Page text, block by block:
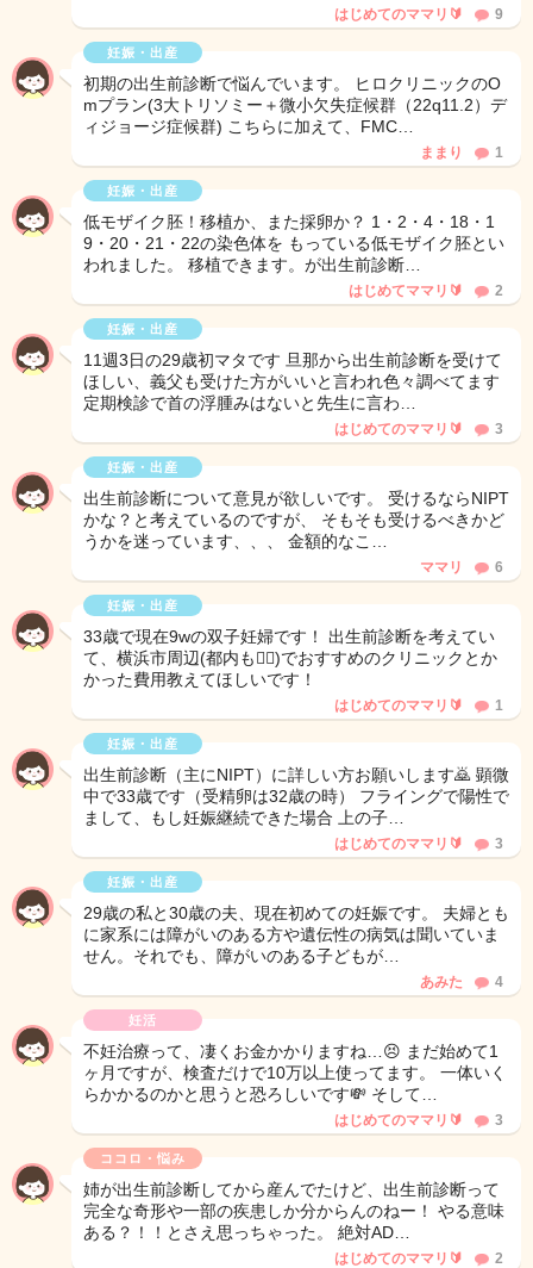
はじめてのママリ🔰 9
妊娠・出産
初期の出生前診断で悩んでいます。 ヒロクリニックのO
mプラン(3大トリソミー＋微小欠失症候群（22q11.2）デ
ィジョージ症候群) こちらに加えて、FMC…
ままり 1
妊娠・出産
低モザイク胚！移植か、また採卵か？ 1・2・4・18・1
9・20・21・22の染色体を もっている低モザイク胚とい
われました。 移植できます。が出生前診断…
はじめてママリ🔰 2
妊娠・出産
11週3日の29歳初マタです 旦那から出生前診断を受けて
ほしい、義父も受けた方がいいと言われ色々調べてます
定期検診で首の浮腫みはないと先生に言わ…
はじめてのママリ🔰 3
妊娠・出産
出生前診断について意見が欲しいです。 受けるならNIPT
かな？と考えているのですが、 そもそも受けるべきかど
うかを迷っています、、、 金額的なこ…
ママリ 6
妊娠・出産
33歳で現在9wの双子妊婦です！ 出生前診断を考えてい
て、横浜市周辺(都内も🙆‍♀️)でおすすめのクリニックとか
かった費用教えてほしいです！
はじめてのママリ🔰 1
妊娠・出産
出生前診断（主にNIPT）に詳しい方お願いします🙇 顕微
中で33歳です（受精卵は32歳の時） フライングで陽性で
まして、もし妊娠継続できた場合 上の子…
はじめてのママリ🔰 3
妊娠・出産
29歳の私と30歳の夫、現在初めての妊娠です。 夫婦とも
に家系には障がいのある方や遺伝性の病気は聞いていま
せん。それでも、障がいのある子どもが…
あみた 4
妊活
不妊治療って、凄くお金かかりますね…😣 まだ始めて1
ヶ月ですが、検査だけで10万以上使ってます。 一体いく
らかかるのかと思うと恐ろしいです💸 そして…
はじめてのママリ🔰 3
ココロ・悩み
姉が出生前診断してから産んでたけど、出生前診断って
完全な奇形や一部の疾患しか分からんのねー！ やる意味
ある？！！とさえ思っちゃった。 絶対AD…
はじめてのママリ🔰 2